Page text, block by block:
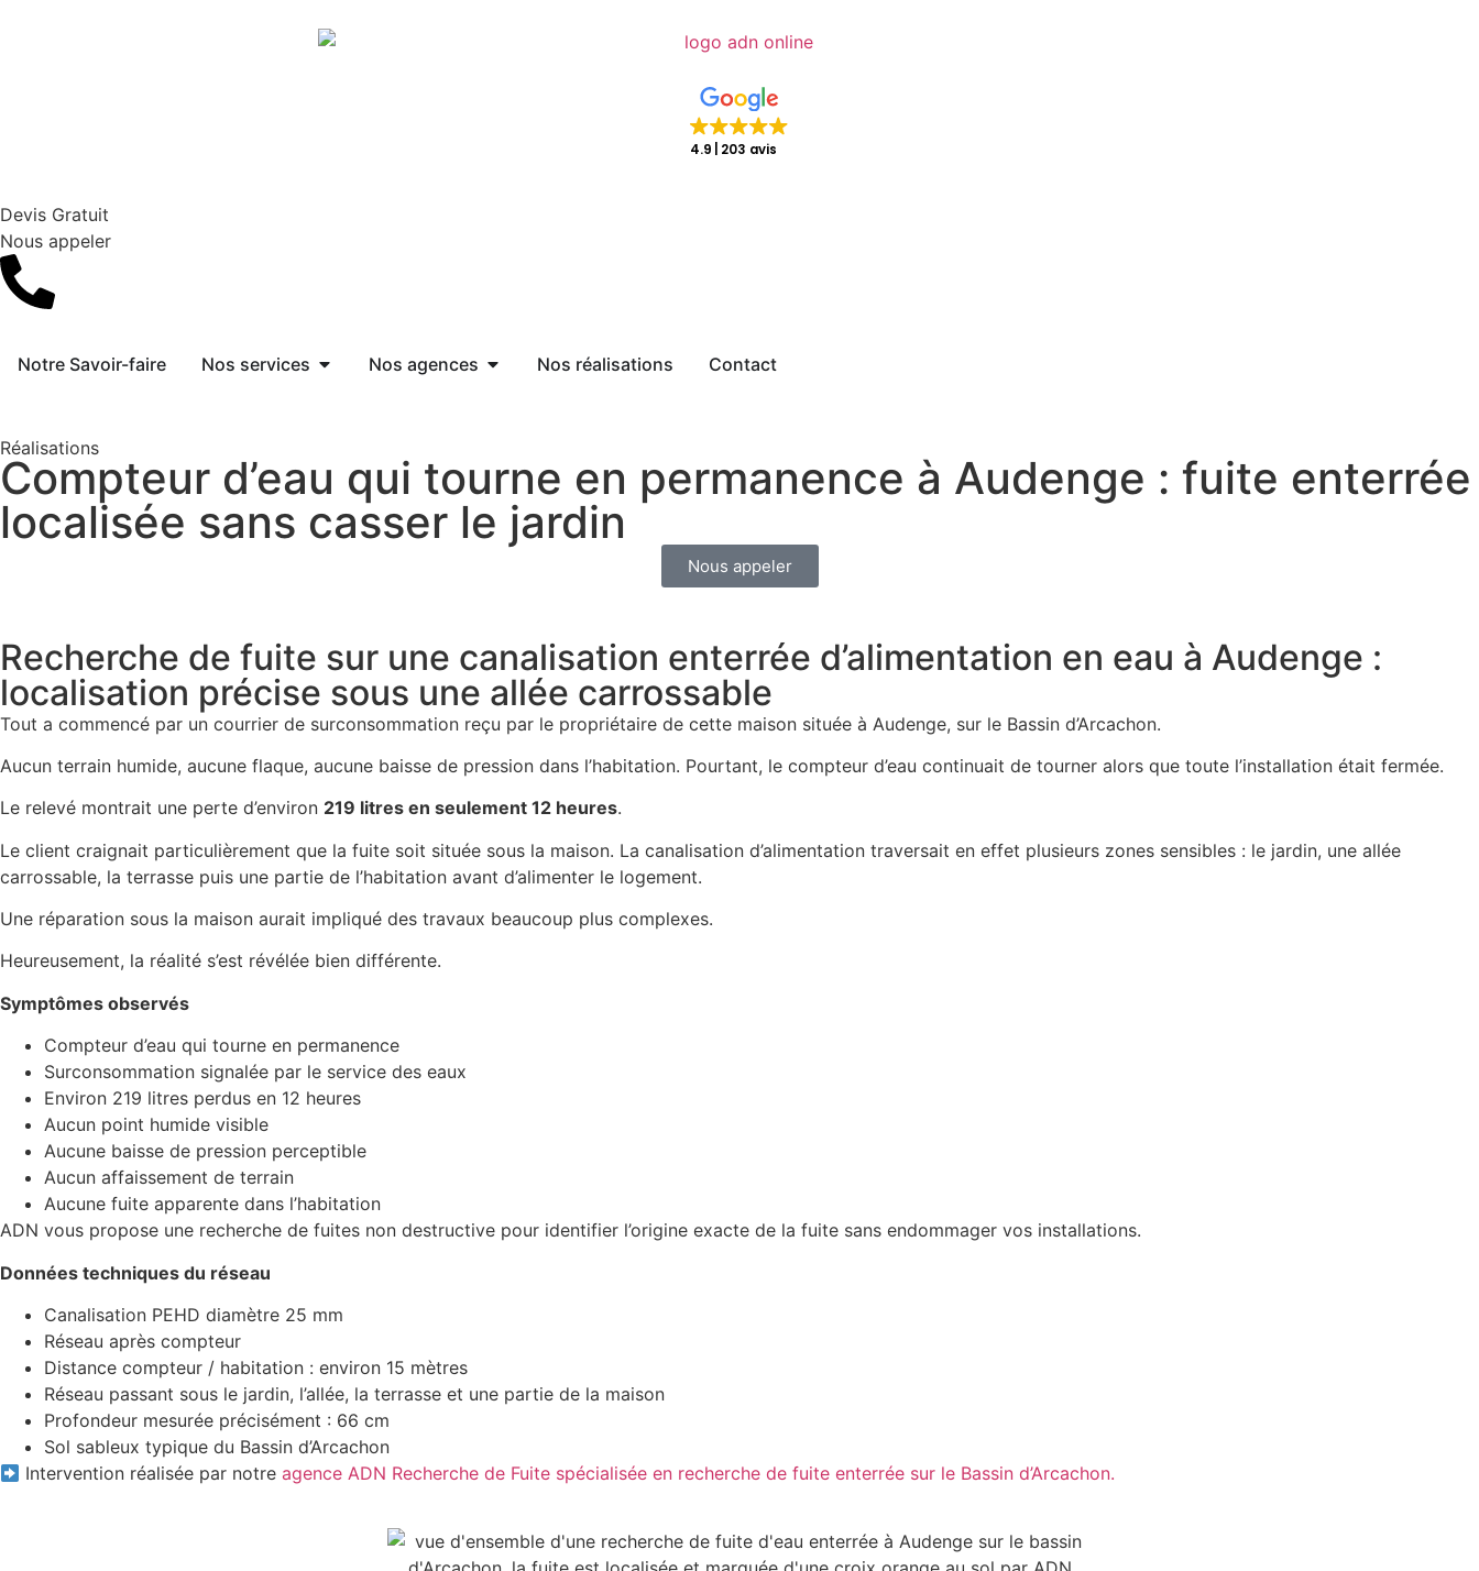
4.9 203 avis
Devis Gratuit
Nous appeler
Notre Savoir-faire Nos services Nos agences Nos réalisations Contact
Réalisations
Compteur d’eau qui tourne en permanence à Audenge : fuite enterrée
localisée sans casser le jardin
Nous appeler
Recherche de fuite sur une canalisation enterrée d’alimentation en eau à Audenge :
localisation précise sous une allée carrossable
Tout a commencé par un courrier de surconsommation reçu par le propriétaire de cette maison située à Audenge, sur le Bassin d’Arcachon.
Aucun terrain humide, aucune flaque, aucune baisse de pression dans l’habitation. Pourtant, le compteur d’eau continuait de tourner alors que toute l’installation était fermée.
Le relevé montrait une perte d’environ 219 litres en seulement 12 heures.
Le client craignait particulièrement que la fuite soit située sous la maison. La canalisation d’alimentation traversait en effet plusieurs zones sensibles : le jardin, une allée
carrossable, la terrasse puis une partie de l’habitation avant d’alimenter le logement.
Une réparation sous la maison aurait impliqué des travaux beaucoup plus complexes.
Heureusement, la réalité s’est révélée bien différente.
Symptômes observés
Compteur d’eau qui tourne en permanence
Surconsommation signalée par le service des eaux
Environ 219 litres perdus en 12 heures
Aucun point humide visible
Aucune baisse de pression perceptible
Aucun affaissement de terrain
Aucune fuite apparente dans l’habitation
ADN vous propose une recherche de fuites non destructive pour identifier l’origine exacte de la fuite sans endommager vos installations.
Données techniques du réseau
Canalisation PEHD diamètre 25 mm
Réseau après compteur
Distance compteur / habitation : environ 15 mètres
Réseau passant sous le jardin, l’allée, la terrasse et une partie de la maison
Profondeur mesurée précisément : 66 cm
Sol sableux typique du Bassin d’Arcachon
Intervention réalisée par notreagence ADN Recherche de Fuite spécialisée en recherche de fuite enterrée sur le Bassin d’Arcachon.